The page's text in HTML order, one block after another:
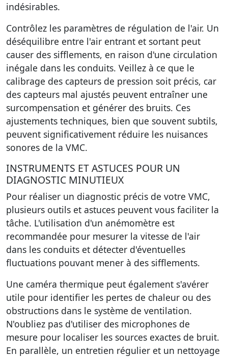
indésirables.
Contrôlez les paramètres de régulation de l'air. Un
déséquilibre entre l'air entrant et sortant peut
causer des sifflements, en raison d'une circulation
inégale dans les conduits. Veillez à ce que le
calibrage des capteurs de pression soit précis, car
des capteurs mal ajustés peuvent entraîner une
surcompensation et générer des bruits. Ces
ajustements techniques, bien que souvent subtils,
peuvent significativement réduire les nuisances
sonores de la VMC.
INSTRUMENTS ET ASTUCES POUR UN
DIAGNOSTIC MINUTIEUX
Pour réaliser un diagnostic précis de votre VMC,
plusieurs outils et astuces peuvent vous faciliter la
tâche. L'utilisation d'un anémomètre est
recommandée pour mesurer la vitesse de l'air
dans les conduits et détecter d'éventuelles
fluctuations pouvant mener à des sifflements.
Une caméra thermique peut également s'avérer
utile pour identifier les pertes de chaleur ou des
obstructions dans le système de ventilation.
N'oubliez pas d'utiliser des microphones de
mesure pour localiser les sources exactes de bruit.
En parallèle, un entretien régulier et un nettoyage